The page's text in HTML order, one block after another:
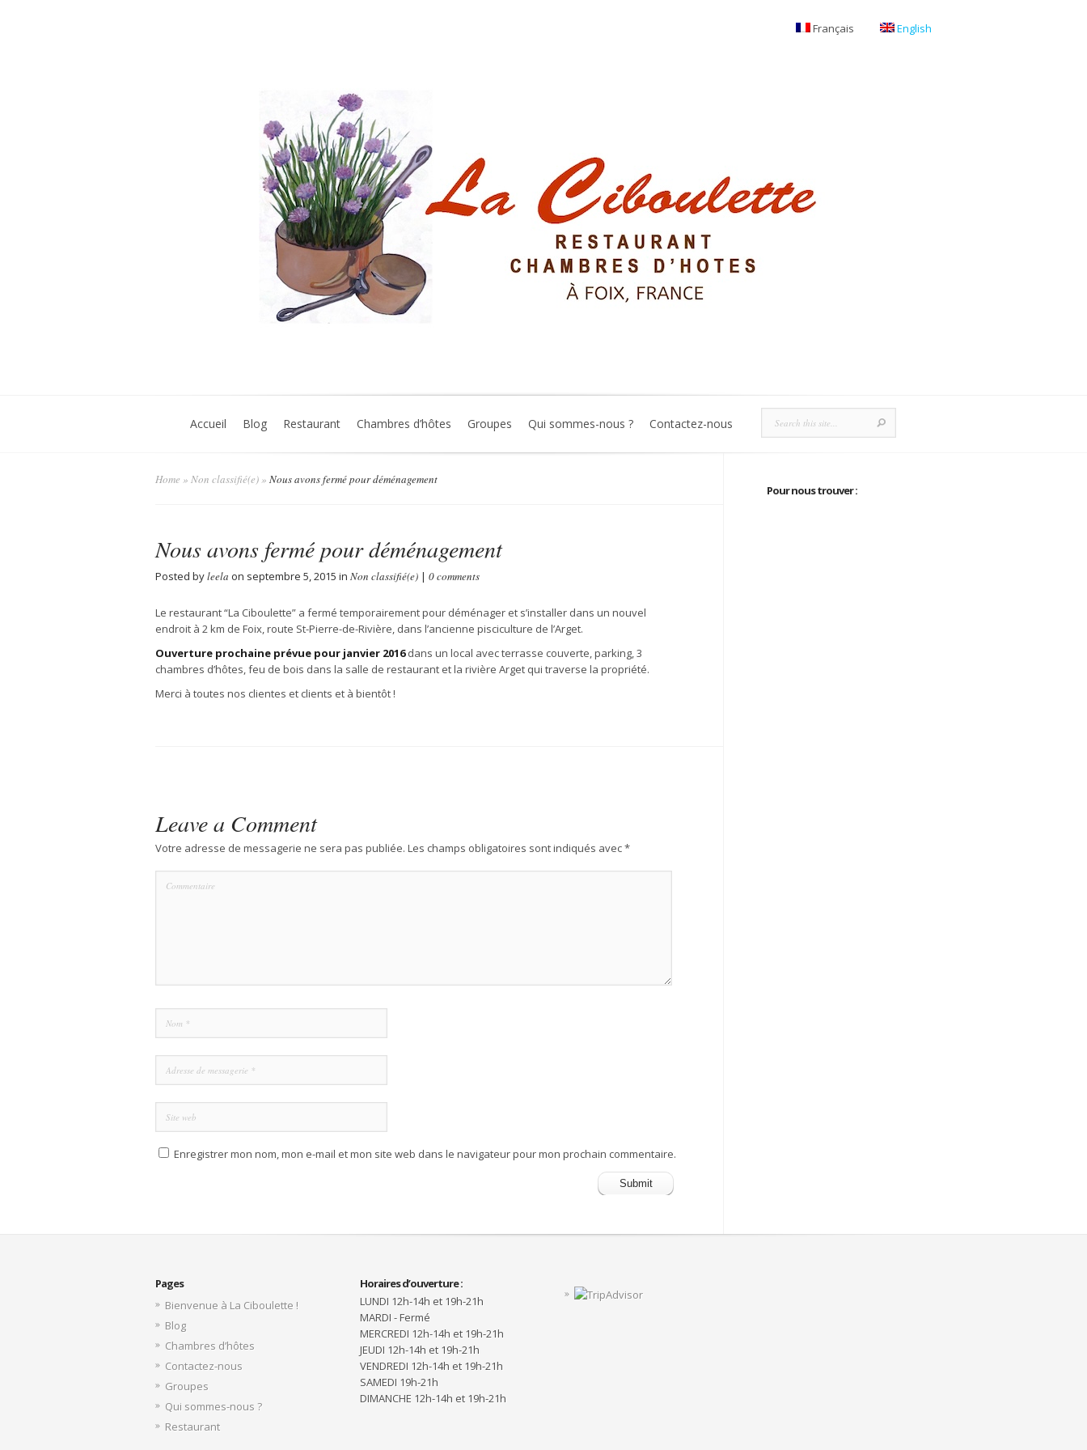
Français English
Accueil Blog Restaurant Chambres d’hôtes Groupes Qui sommes-nous ? Contactez-nous
Home » Non classifié(e)» Nous avons fermé pour déménagement
Nous avons fermé pour déménagement
Posted byleela on septembre 5, 2015 in Non classifié(e) | 0 comments
Le restaurant “La Ciboulette” a fermé temporairement pour déménager et s’installer dans un nouvel
endroit à 2 km de Foix, route St-Pierre-de-Rivière, dans l’ancienne pisciculture de l’Arget.
Ouverture prochaine prévue pour janvier 2016dans un local avec terrasse couverte, parking, 3
chambres d’hôtes, feu de bois dans la salle de restaurant et la rivière Arget qui traverse la propriété.
Merci à toutes nos clientes et clients et à bientôt !
Leave a Comment
Votre adresse de messagerie ne sera pas publiée. Les champs obligatoires sont indiqués avec*
Enregistrer mon nom, mon e-mail et mon site web dans le navigateur pour mon prochain commentaire.
Pour nous trouver :
Pages
Bienvenue à La Ciboulette !
Blog
Chambres d’hôtes
Contactez-nous
Groupes
Qui sommes-nous ?
Restaurant
Horaires d’ouverture :
LUNDI 12h-14h et 19h-21h
MARDI - Fermé
MERCREDI 12h-14h et 19h-21h
JEUDI 12h-14h et 19h-21h
VENDREDI 12h-14h et 19h-21h
SAMEDI 19h-21h
DIMANCHE 12h-14h et 19h-21h